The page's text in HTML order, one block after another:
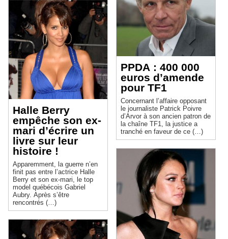
Halle Berry
empêche son ex-
mari d’écrire un
livre sur leur
histoire !
Apparemment, la guerre n’en
finit pas entre l’actrice Halle
Berry et son ex-mari, le top
model québécois Gabriel
Aubry. Après s’être
rencontrés (…)
PPDA : 400 000
euros d’amende
pour TF1
Concernant l’affaire opposant
le journaliste Patrick Poivre
d’Arvor à son ancien patron de
la chaîne TF1, la justice a
tranché en faveur de ce (…)